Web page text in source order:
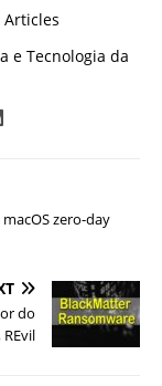
Articles
e Tecnologia da
zero-day
do
REvil